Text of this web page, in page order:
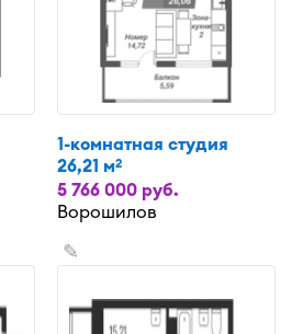
1-комнатная студия
26,21 м2
5 766 000 руб.
Ворошилов
✎